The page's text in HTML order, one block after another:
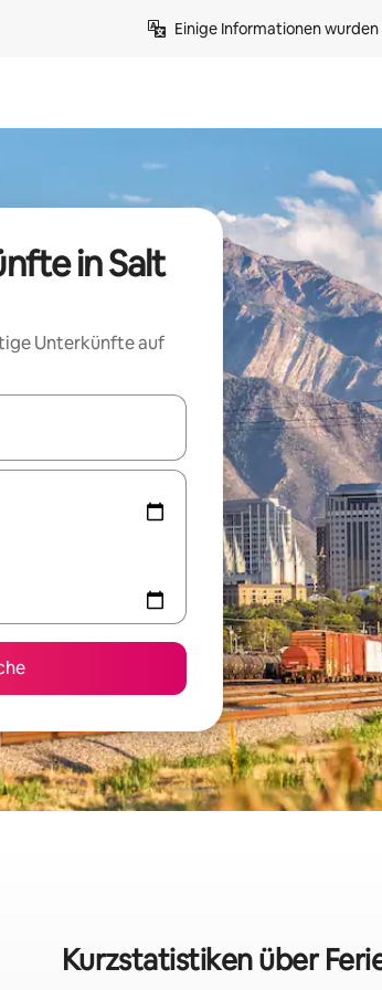
Einige Informationen
in Salt
Unterkünfte auf
sind, navigiere mit den Pfeiltasten nach oben und
Kurzstatistiken über